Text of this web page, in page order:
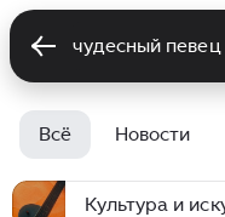
Всё Новости
Культура и